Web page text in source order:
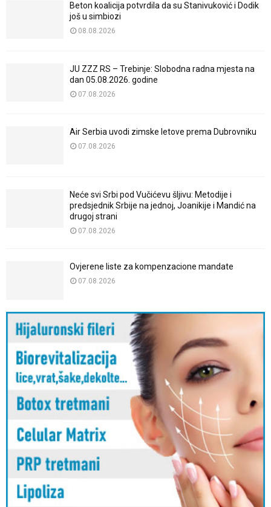
Beton koalicija potvrdila da su Stanivuković i Dodik
još u simbiozi
08.08.2026
JU ZZZ RS – Trebinje: Slobodna radna mjesta na
dan 05.08.2026. godine
07.08.2026
Air Serbia uvodi zimske letove prema Dubrovniku
07.08.2026
Neće svi Srbi pod Vučićevu šljivu: Metodije i
predsjednik Srbije na jednoj, Joanikije i Mandić na
drugoj strani
07.08.2026
Ovjerene liste za kompenzacione mandate
07.08.2026